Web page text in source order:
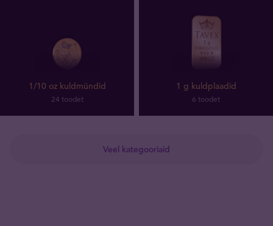
Veel kategooriaid
1/10 oz kuldmündid
24 toodet
1 g kuldplaadid
6 toodet